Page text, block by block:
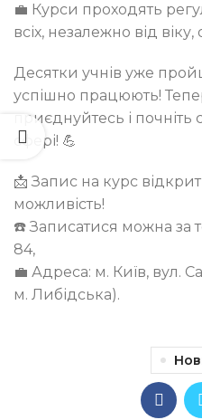
💼 Курси проходять
всіх, незалежно від
Десятки учнів уже
успішно працюють!
приєднуйтесь і почніть
сфері! 💪
📩 Запис на курс
можливість!
☎️ Записатися можна за
84,
💼 Адреса: м. Київ, вул.
м. Либідська).